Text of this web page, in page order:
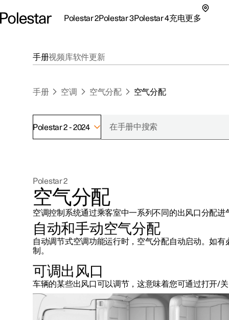
Polestar 2Polestar 3Polestar 4充电更多
联系我们
极星官方二手车
探索Polestar 3
联系我们
公共充电
家庭充电
车主服务
注册新闻
（在新窗
手册视频库软件更新
手册 空调 空气分配 空气分配
Polestar 2 - 2024
Polestar 2
空气分配
空调控制系统通过乘客室中一系列不同的出风口分配进
自动和手动空气分配
自动调节式空调功能运行时，空气分配自动启动。如有
制。
可调出风口
车辆的某些出风口可以调节，这意味着您可通过打开/